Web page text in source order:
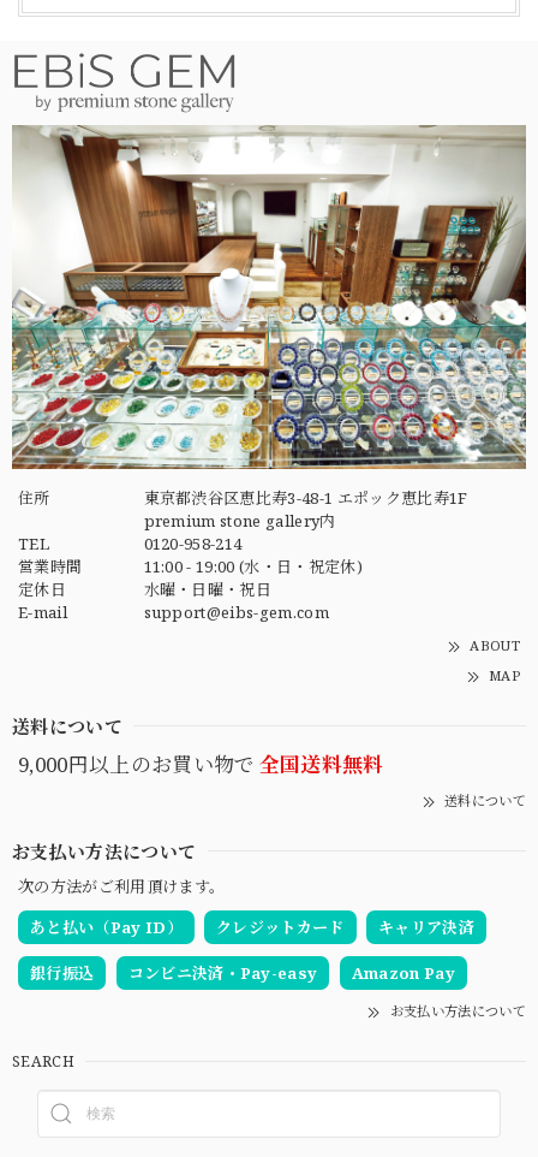
住所
東京都渋谷区恵比寿3-48-1 エポック恵比寿1F
premium stone gallery内
TEL
0120-958-214
営業時間
11:00 - 19:00 (水・日・祝定休)
定休日
水曜・日曜・祝日
E-mail
support@eibs-gem.com
ABOUT
MAP
送料について
9,000円以上のお買い物で 全国送料無料
送料について
お支払い方法について
次の方法がご利用頂けます。
あと払い（Pay ID）
クレジットカード キャリア決済
銀行振込 コンビニ決済・Pay-easy Amazon Pay
お支払い方法について
SEARCH